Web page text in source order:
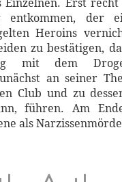
Erst
entkommen, der
Heroins
zu bestätigen,
mit dem
an seiner
Club und zu
führen. Am
als